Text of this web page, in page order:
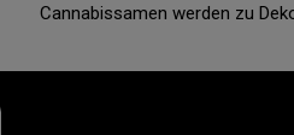
Cannabissamen werden zu